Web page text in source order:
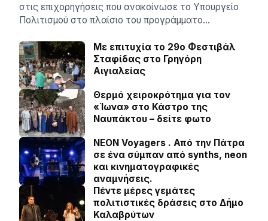
στις επιχορηγήσεις που ανακοίνωσε το Υπουργείο
Πολιτισμού στο πλαίσιο του προγράμματο…
Με επιτυχία το 29ο Φεστιβάλ
Σταφίδας στο Γρηγόρη
Aιγιαλείας
Θερμό χειροκρότημα για τον
«Ίωνα» στο Κάστρο της
Ναυπάκτου – δείτε φωτο
NEON Voyagers . Από την Πάτρα
σε ένα σύμπαν από synths, neon
και κινηματογραφικές
αναμνήσεις.
Πέντε μέρες γεμάτες
πολιτιστικές δράσεις στο Δήμο
Καλαβρύτων